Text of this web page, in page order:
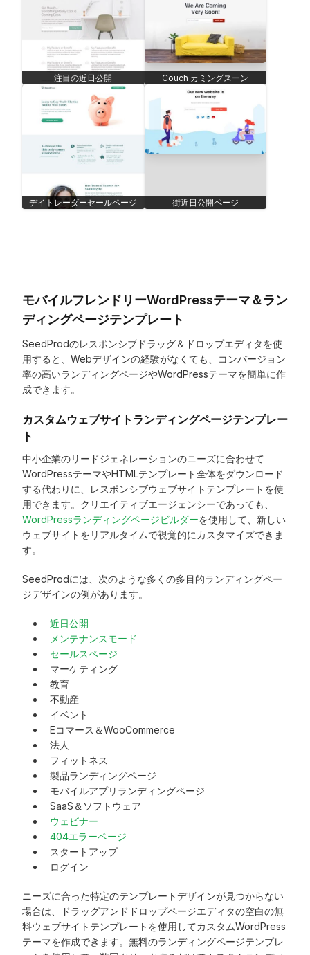
注目の近日公開 Couch カミングスーン
デイトレーダーセールページ 街近日公開ページ
モバイルフレンドリーWordPressテーマ＆ラン
ディングページテンプレート
SeedProdのレスポンシブドラッグ＆ドロップエディタを使
用すると、Webデザインの経験がなくても、コンバージョン
率の高いランディングページやWordPressテーマを簡単に作
成できます。
カスタムウェブサイトランディングページテンプレー
ト
中小企業のリードジェネレーションのニーズに合わせて
WordPressテーマやHTMLテンプレート全体をダウンロード
する代わりに、レスポンシブウェブサイトテンプレートを使
用できます。クリエイティブエージェンシーであっても、
WordPressランディングページビルダーを使用して、新しい
ウェブサイトをリアルタイムで視覚的にカスタマイズできま
す。
SeedProdには、次のような多くの多目的ランディングペー
ジデザインの例があります。
近日公開
メンテナンスモード
セールスページ
マーケティング
教育
不動産
イベント
Eコマース＆WooCommerce
法人
フィットネス
製品ランディングページ
モバイルアプリランディングページ
SaaS＆ソフトウェア
ウェビナー
404エラーページ
スタートアップ
ログイン
ニーズに合った特定のテンプレートデザインが見つからない
場合は、ドラッグアンドドロップページエディタの空白の無
料ウェブサイトテンプレートを使用してカスタムWordPress
テーマを作成できます。無料のランディングページテンプレ